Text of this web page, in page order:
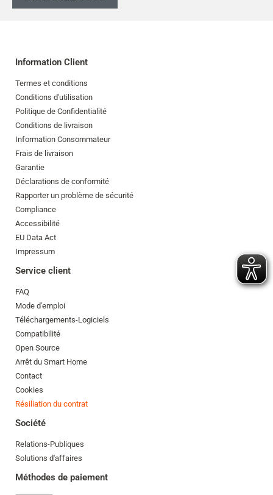
Information Client
Termes et conditions
Conditions d'utilisation
Politique de Confidentialité
Conditions de livraison
Information Consommateur
Frais de livraison
Garantie
Déclarations de conformité
Rapporter un problème de sécurité
Compliance
Accessibilité
EU Data Act
Impressum
Service client
FAQ
Mode d'emploi
Téléchargements-Logiciels
Compatibilité
Open Source
Arrêt du Smart Home
Contact
Cookies
Résiliation du contrat
Société
Relations-Publiques
Solutions d'affaires
Méthodes de paiement